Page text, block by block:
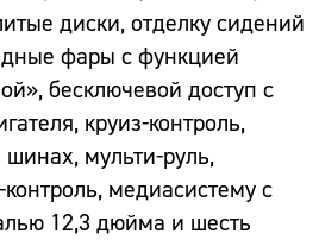
диски, отделку сидений
фары с функцией
бесключевой доступ с
круиз-контроль,
мульти-руль,
медиасистему с
12,3 дюйма и шесть